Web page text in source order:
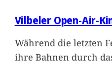
Vilbeler Open-Air-
Während die letzten
ihre Bahnen durch